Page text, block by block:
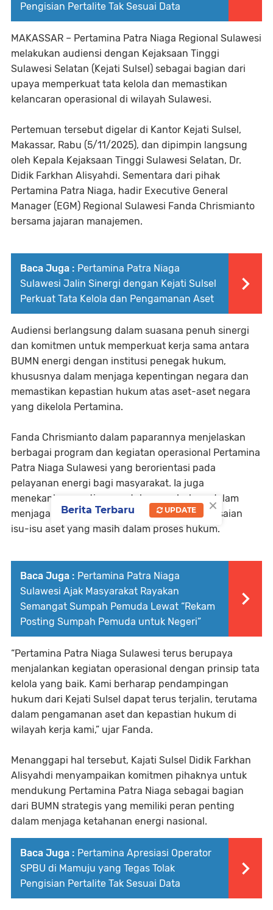
Pengisian Pertalite Tak Sesuai Data
MAKASSAR – Pertamina Patra Niaga Regional Sulawesi
melakukan audiensi dengan Kejaksaan Tinggi
Sulawesi Selatan (Kejati Sulsel) sebagai bagian dari
upaya memperkuat tata kelola dan memastikan
kelancaran operasional di wilayah Sulawesi.
Pertemuan tersebut digelar di Kantor Kejati Sulsel,
Makassar, Rabu (5/11/2025), dan dipimpin langsung
oleh Kepala Kejaksaan Tinggi Sulawesi Selatan, Dr.
Didik Farkhan Alisyahdi. Sementara dari pihak
Pertamina Patra Niaga, hadir Executive General
Manager (EGM) Regional Sulawesi Fanda Chrismianto
bersama jajaran manajemen.
Baca Juga : Pertamina Patra Niaga
Sulawesi Jalin Sinergi dengan Kejati Sulsel
Perkuat Tata Kelola dan Pengamanan Aset
Audiensi berlangsung dalam suasana penuh sinergi
dan komitmen untuk memperkuat kerja sama antara
BUMN energi dengan institusi penegak hukum,
khususnya dalam menjaga kepentingan negara dan
memastikan kepastian hukum atas aset-aset negara
yang dikelola Pertamina.
Fanda Chrismianto dalam paparannya menjelaskan
berbagai program dan kegiatan operasional Pertamina
Patra Niaga Sulawesi yang berorientasi pada
pelayanan energi bagi masyarakat. Ia juga
menekankan pentingnya dukungan hukum dalam
menjaga kelancaran operasional dan penyelesaian
isu-isu aset yang masih dalam proses hukum.
Baca Juga : Pertamina Patra Niaga
Sulawesi Ajak Masyarakat Rayakan
Semangat Sumpah Pemuda Lewat “Rekam
Posting Sumpah Pemuda untuk Negeri”
“Pertamina Patra Niaga Sulawesi terus berupaya
menjalankan kegiatan operasional dengan prinsip tata
kelola yang baik. Kami berharap pendampingan
hukum dari Kejati Sulsel dapat terus terjalin, terutama
dalam pengamanan aset dan kepastian hukum di
wilayah kerja kami,” ujar Fanda.
Menanggapi hal tersebut, Kajati Sulsel Didik Farkhan
Alisyahdi menyampaikan komitmen pihaknya untuk
mendukung Pertamina Patra Niaga sebagai bagian
dari BUMN strategis yang memiliki peran penting
dalam menjaga ketahanan energi nasional.
Baca Juga : Pertamina Apresiasi Operator
SPBU di Mamuju yang Tegas Tolak
Pengisian Pertalite Tak Sesuai Data
×
Berita Terbaru UPDATE